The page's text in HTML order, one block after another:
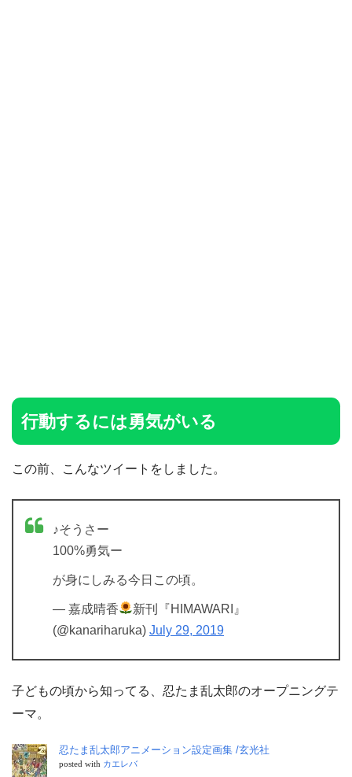
行動するには勇気がいる
この前、こんなツイートをしました。
♪そうさー
100%勇気ー
が身にしみる今日この頃。
— 嘉成晴香
新刊『HIMAWARI』
(@kanariharuka) July 29, 2019
子どもの頃から知ってる、忍たま乱太郎のオープニングテ
ーマ。
忍たま乱太郎アニメーション設定画集 /玄光社
posted with カエレバ